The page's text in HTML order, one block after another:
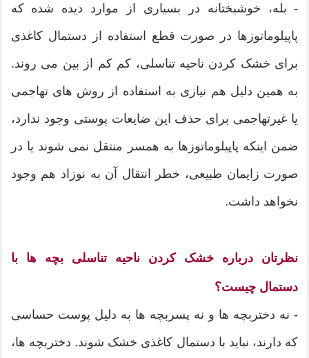
- بله، خوشبختانه در بسیاری از موارد دیده شده که
پاپیلوماتوزها در صورت قطع استفاده از دستمال کاغذی
برای خشک کردن ناحیه تناسلی، کم کم از بین می روند.
به همین دلیل هم نیازی به استفاده از روش های تهاجمی
یا غیرتهاجمی برای حذف این ضایعات پوستی وجود ندارد،
ضمن اینکه پاپیلوماتوزها به همسر منتقل نمی شوند یا در
صورت زایمان طبیعی، خطر انتقال آن به نوزاد هم وجود
نخواهد داشت.
نظرتان درباره خشک کردن ناحیه تناسلی بچه ها با
دستمال چیست؟
- نه دختربچه ها و نه پسربچه ها به دلیل پوست حساسی
که دارند، نباید با دستمال کاغذی خشک شوند. دختربچه ها،